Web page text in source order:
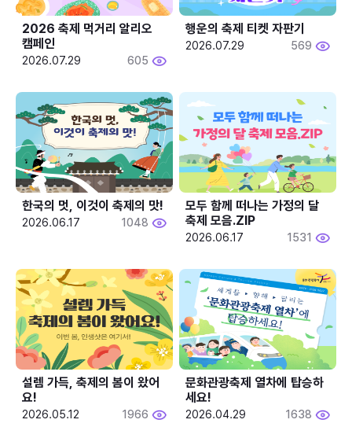
2026 축제 먹거리 알리오
캠페인
2026.07.29 605
행운의 축제 티켓 자판기
2026.07.29 569
한국의 멋, 이것이 축제의 맛!
2026.06.17 1048
모두 함께 떠나는 가정의 달
축제 모음.ZIP
2026.06.17 1531
설렘 가득, 축제의 봄이 왔어
요!
2026.05.12 1966
문화관광축제 열차에 탑승하
세요!
2026.04.29 1638